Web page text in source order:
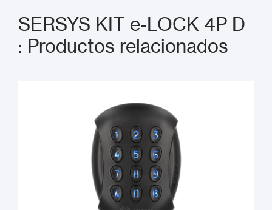
SERSYS KIT e-LOCK 4P D
: Productos relacionados